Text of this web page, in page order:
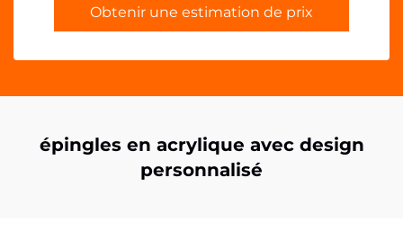
Obtenir une estimation de prix
épingles en acrylique avec design
personnalisé